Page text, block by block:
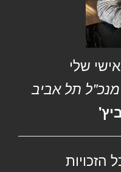
שלי
מנכ"ל תל אביב
הזכויות